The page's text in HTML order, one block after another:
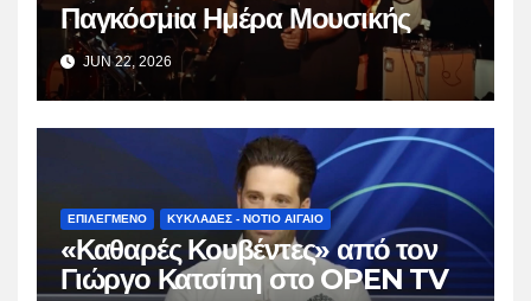
Παγκόσμια Ημέρα Μουσικής
JUN 22, 2026
ΕΠΙΛΕΓΜΕΝΟ ΚΥΚΛΑΔΕΣ - ΝΟΤΙΟ ΑΙΓΑΙΟ
«Καθαρές Κουβέντες» από τον
Γιώργο Κατσίπη στο OPEN TV